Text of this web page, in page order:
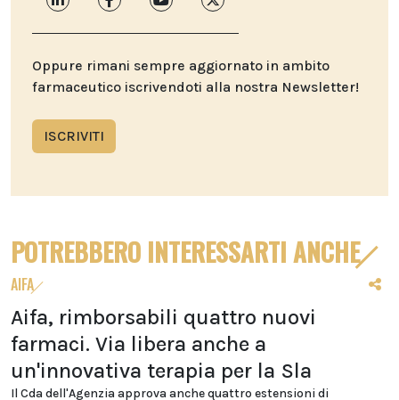
Oppure rimani sempre aggiornato in ambito
farmaceutico iscrivendoti alla nostra Newsletter!
ISCRIVITI
POTREBBERO INTERESSARTI ANCHE
AIFA
Aifa, rimborsabili quattro nuovi
farmaci. Via libera anche a
un'innovativa terapia per la Sla
Il Cda dell'Agenzia approva anche quattro estensioni di